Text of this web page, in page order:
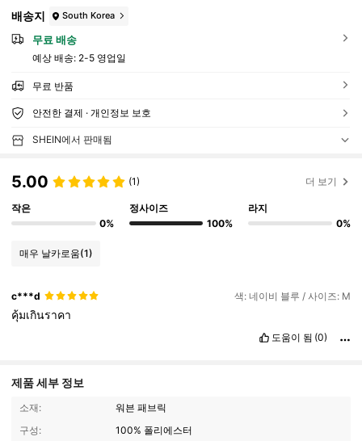
배송지 South Korea
무료 배송
예상 배송: 2-5 영업일
무료 반품
안전한 결제 · 개인정보 보호
SHEIN에서 판매됨
5.00 (1) 더 보기
작은
0%
정사이즈
100%
라지
0%
매우 날카로움(1)
c***d 색: 네이비 블루 / 사이즈: M
คุ้มเกินราคา
도움이 됨 (0)
제품 세부 정보
소재:
워븐 패브릭
구성:
100% 폴리에스터